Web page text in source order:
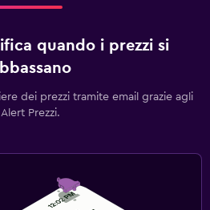
quando i prezzi si
dei prezzi tramite email grazie agli
Alert Prezzi.